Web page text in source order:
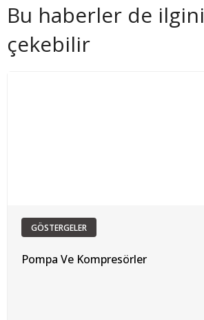
Bu haberler de ilgini
çekebilir
GÖSTERGELER
Pompa Ve Kompresörler